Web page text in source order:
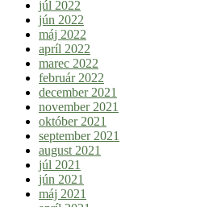
júl 2022
jún 2022
máj 2022
apríl 2022
marec 2022
február 2022
december 2021
november 2021
október 2021
september 2021
august 2021
júl 2021
jún 2021
máj 2021